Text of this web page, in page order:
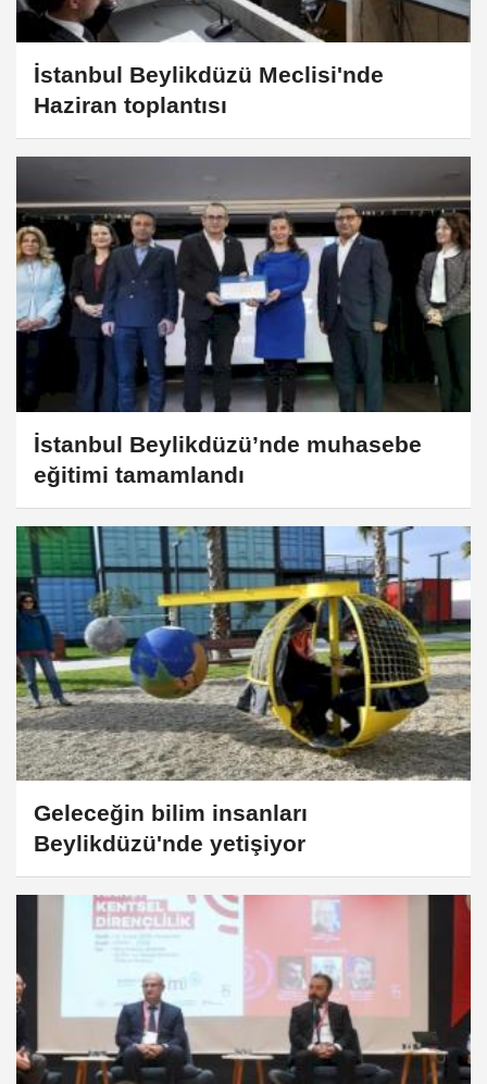
İstanbul Beylikdüzü Meclisi'nde
Haziran toplantısı
İstanbul Beylikdüzü’nde muhasebe
eğitimi tamamlandı
Geleceğin bilim insanları
Beylikdüzü'nde yetişiyor